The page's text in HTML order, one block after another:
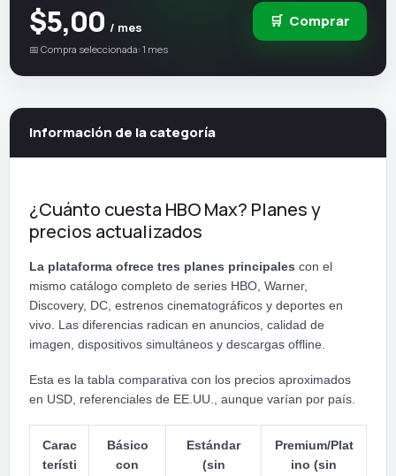
$5,00 / mes
📅 Compra seleccionada: 1 mes
🛒 Comprar
Información de la categoría
¿Cuánto cuesta HBO Max? Planes y
precios actualizados
La plataforma ofrece tres planes principales con el
mismo catálogo completo de series HBO, Warner,
Discovery, DC, estrenos cinematográficos y deportes en
vivo. Las diferencias radican en anuncios, calidad de
imagen, dispositivos simultáneos y descargas offline.
Esta es la tabla comparativa con los precios aproximados
en USD, referenciales de EE.UU., aunque varían por país.
Carac
terísti
Básico
con
Estándar
(sin
Premium/Plat
ino (sin